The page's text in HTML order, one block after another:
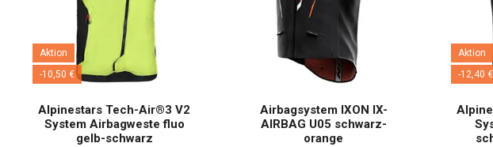
Aktion
-10,50 €
Alpinestars Tech-Air®3 V2
System Airbagweste fluo
gelb-schwarz
Airbagsystem IXON IX-
AIRBAG U05 schwarz-
orange
Aktion
-12,40 €